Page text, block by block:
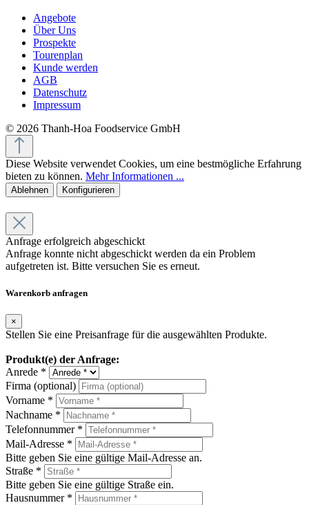
Angebote
Über Uns
Prospekte
Tourenplan
Kunde werden
AGB
Datenschutz
Impressum
© 2026 Thanh-Hoa Foodservice GmbH
Diese Website verwendet Cookies, um eine bestmögliche Erfahrung
bieten zu können. Mehr Informationen ...
Ablehnen Konfigurieren
Anfrage erfolgreich abgeschickt
Anfrage konnte nicht abgeschickt werden da ein Problem
aufgetreten ist. Bitte versuchen Sie es erneut.
Warenkorb anfragen
×
Stellen Sie eine Preisanfrage für die ausgewählten Produkte.
Produkt(e) der Anfrage:
Anrede *
Firma (optional)
Vorname *
Nachname *
Telefonnummer *
Mail-Adresse *
Bitte geben Sie eine gültige Mail-Adresse an.
Straße *
Bitte geben Sie eine gültige Straße ein.
Hausnummer *